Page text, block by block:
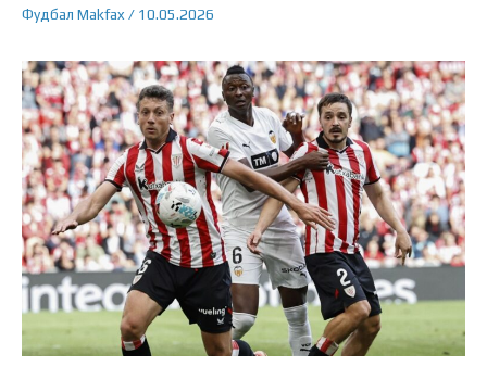
Фудбал Makfax / 10.05.2026